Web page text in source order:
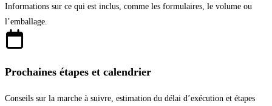
Informations sur ce qui est inclus, comme les formulaires, le volume ou
l’emballage.
Prochaines étapes et calendrier
Conseils sur la marche à suivre, estimation du délai d’exécution et étapes